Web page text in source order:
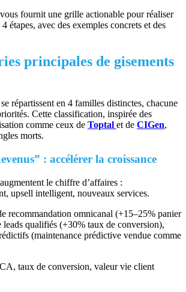
fournit une grille actionable pour réaliser
étapes, avec des exemples concrets et des
principales de gisements
se répartissent en 4 familles distinctes, chacune
Cette classification, inspirée des
comme ceux de Toptal et de CIGen,
morts.
: accélérer la croissance
le chiffre d’affaires :
upsell intelligent, nouveaux services.
recommandation omnicanal (+15–25% panier
leads qualifiés (+30% taux de conversion),
(maintenance prédictive vendue comme
taux de conversion, valeur vie client